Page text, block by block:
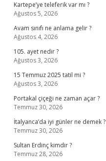
Kartepe’ye teleferik var mı ?
Ağustos 5, 2026
Avam sınıfı ne anlama gelir ?
Ağustos 4, 2026
105. ayet nedir ?
Ağustos 3, 2026
15 Temmuz 2025 tatil mi ?
Ağustos 3, 2026
Portakal çiçeği ne zaman açar ?
Temmuz 30, 2026
İtalyanca’da iyi günler ne demek ?
Temmuz 30, 2026
Sultan Erdinç kimdir ?
Temmuz 28, 2026